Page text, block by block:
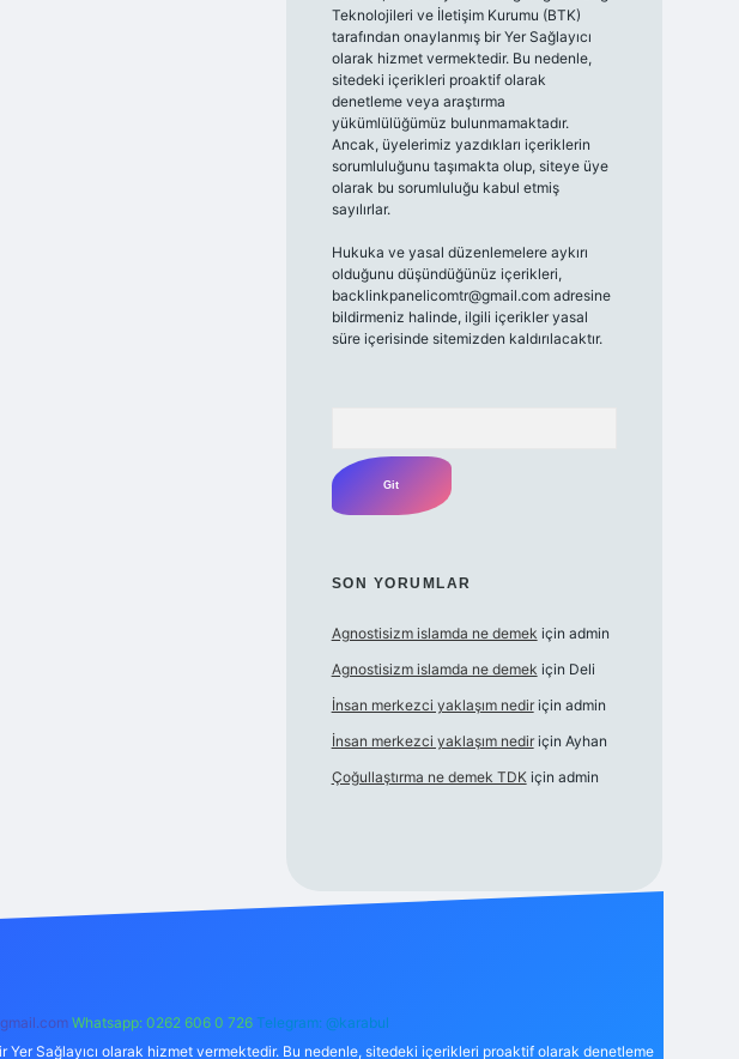
Teknolojileri ve İletişim Kurumu (BTK)
tarafından onaylanmış bir Yer Sağlayıcı
olarak hizmet vermektedir. Bu nedenle,
sitedeki içerikleri proaktif olarak
denetleme veya araştırma
yükümlülüğümüz bulunmamaktadır.
Ancak, üyelerimiz yazdıkları içeriklerin
sorumluluğunu taşımakta olup, siteye üye
olarak bu sorumluluğu kabul etmiş
sayılırlar.
Hukuka ve yasal düzenlemelere aykırı
olduğunu düşündüğünüz içerikleri,
backlinkpanelicomtr@gmail.comadresine
bildirmeniz halinde, ilgili içerikler yasal
süre içerisinde sitemizden kaldırılacaktır.
SON YORUMLAR
Agnostisizm islamda ne demek için admin
Agnostisizm islamda ne demek için Deli
İnsan merkezci yaklaşım nediriçin admin
İnsan merkezci yaklaşım nediriçin Ayhan
Çoğullaştırma ne demek TDKiçin admin
Whatsapp: 0262 606 0 726 Telegram: @karabul
Yer Sağlayıcı olarak hizmet vermektedir. Bu nedenle, sitedeki içerikleri proaktif olarak denetleme